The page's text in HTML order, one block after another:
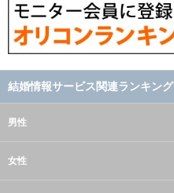
結婚情報サービス関連ランキング
男性
女性